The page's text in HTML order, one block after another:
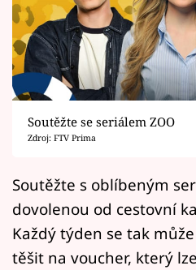
Horoskopy
Sledujte prima+
Filmový festival
Pořady
Mámy sobě
Přihlášení
Soutěžte se seriálem ZOO
Zdroj: FTV Prima
Soutěžte s oblíbeným
dovolenou od cestovní
Každý týden se tak
těšit na voucher, který